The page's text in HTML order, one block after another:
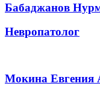
Бабаджанов
Невропатолог
Мокина Евгения